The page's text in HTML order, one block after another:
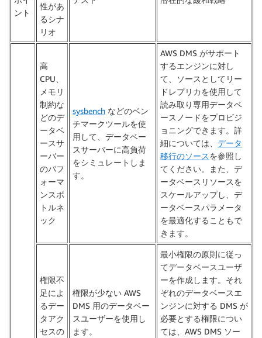
ント
性があ
るシナ
リオ
高
CPU、
メモリ
制約な
どのデ
ータベ
ースサ
ーバー
のパフ
ォーマ
ンスボ
トルネ
ック
sysbench などのベン
チマークツールを使
用して、データベー
スサーバーに高負荷
をシミュレートしま
す。
AWS DMS がサポート
するエンジンに対し
て、ソースとしてリー
ドレプリカを使用して
読み取り専用データベ
ースノードをプロビジ
ョニングできます。詳
細については、 データ
移行のソースを参照し
てください。また、デ
ータベースリソースを
スケールアップし、デ
ータベースパラメータ
を最適化することもで
きます。
権限不
足によ
るデー
タアク
セスの
権限が少ない AWS
DMS 用のデータベー
スユーザーを使用し
ます。
最小権限の原則に従っ
てデータベースユーザ
ーを作成します。それ
ぞれのデータベースエ
ンジンに対する DMS が
必要とする権限につい
ては、AWS DMS ソー